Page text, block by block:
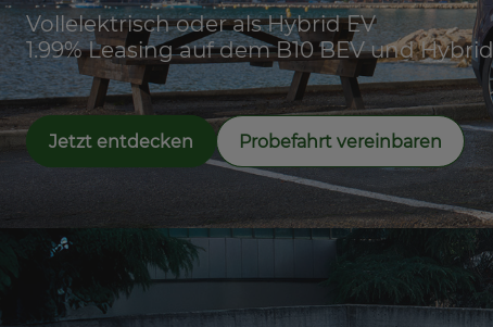
Vollelektrisch oder als Hybrid EV
1.99% Leasing auf dem B10 BEV und
Jetzt entdecken Probefahrt vereinbaren